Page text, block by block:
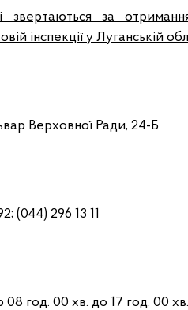
звертаються за
інспекції у Луганській
Верховної Ради, 24-Б
(044) 296 13 11
08 год. 00 хв. до 17 год. 00 хв.